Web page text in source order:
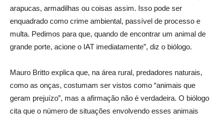
arapucas, armadilhas ou coisas assim. Isso pode ser
enquadrado como crime ambiental, passível de processo e
multa. Pedimos para que, quando de encontrar um animal de
grande porte, acione o IAT imediatamente”, diz o biólogo.
Mauro Britto explica que, na área rural, predadores naturais,
como as onças, costumam ser vistos como “animais que
geram prejuízo”, mas a afirmação não é verdadeira. O biólogo
cita que o número de situações envolvendo esses animais